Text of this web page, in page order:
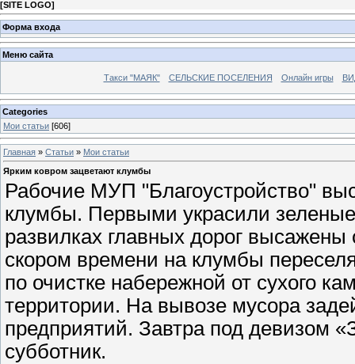
[SITE LOGO]
Форма входа
Меню сайта
Такси "МАЯК" СЕЛЬСКИЕ ПОСЕЛЕНИЯ Онлайн игры
Categories
Мои статьи [606]
Главная » Статьи » Мои статьи
Ярким ковром зацветают клумбы
Рабочие МУП "Благоустройство"
клумбы. Первыми украсили зеленые
развилках главных дорог высажены
скором времени на клумбы
по очистке набережной от сухого
территории. На вывозе мусора
предприятий. Завтра под девизом
субботник.